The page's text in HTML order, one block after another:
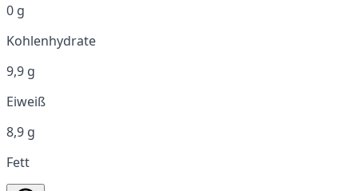
0 g
Kohlenhydrate
9,9 g
Eiweiß
8,9 g
Fett